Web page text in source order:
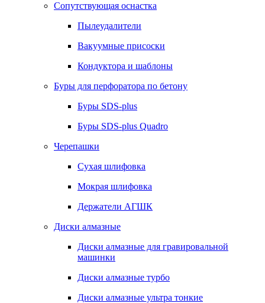
Сопутствующая оснастка
Пылеудалители
Вакуумные присоски
Кондуктора и шаблоны
Буры для перфоратора по бетону
Буры SDS-plus
Буры SDS-plus Quadro
Черепашки
Сухая шлифовка
Мокрая шлифовка
Держатели АГШК
Диски алмазные
Диски алмазные для гравировальной
машинки
Диски алмазные турбо
Диски алмазные ультра тонкие